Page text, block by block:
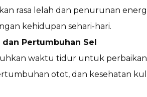
rasa lelah dan penurunan
kehidupan sehari-hari.
Pertumbuhan Sel
waktu tidur untuk perbaikan
otot, dan kesehatan